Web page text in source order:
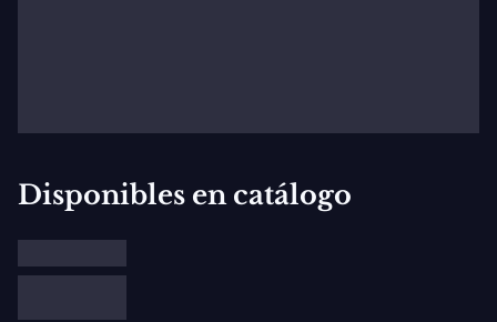
Disponibles en catálogo